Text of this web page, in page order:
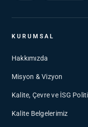
KURUMSAL
Hakkımızda
Misyon & Vizyon
Kalite, Çevre ve İSG
Kalite Belgelerimiz